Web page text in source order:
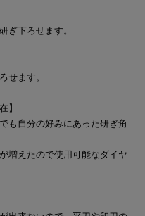
ぎ下ろせます。
せます。
】
も自分の好みにあった研ぎ角
増えたので使用可能なダイヤ